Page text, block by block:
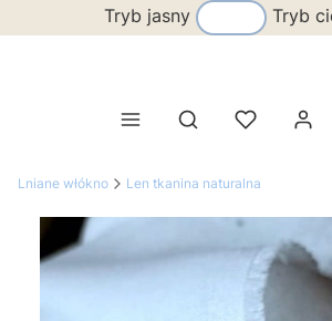
Tryb jasny Tryb
Otwórz
Lniane włókno Len tkanina naturalna